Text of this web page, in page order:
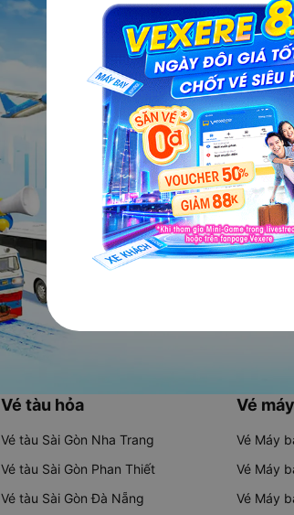
Ứng
Vexere -
cao,
vụ thuê
Ứng
người
chóng và
Tải ứng
Vé tàu hỏa
Vé tàu Sài Gòn Nha Trang
Vé tàu Sài Gòn Phan Thiết
Vé tàu Sài Gòn Đà Nẵng
Vé
Vé Máy
Vé Máy
Vé Máy